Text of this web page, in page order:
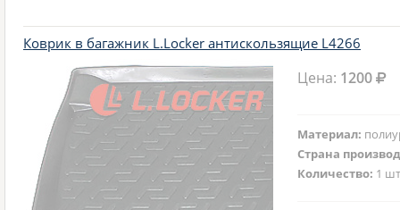
Коврик в багажник L.Locker антискользящие L4266
Цена: 1200
Материал:
Страна
Количество: 1